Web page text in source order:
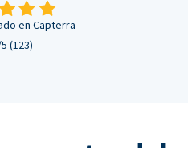
en Capterra
(123)